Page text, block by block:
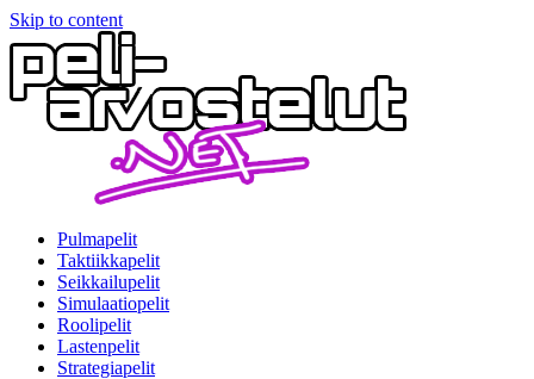
Skip to content
Pulmapelit
Taktiikkapelit
Seikkailupelit
Simulaatiopelit
Roolipelit
Lastenpelit
Strategiapelit